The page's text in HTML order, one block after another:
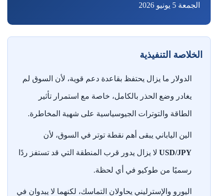
الجمعة 5 يونيو 2026
الخلاصة التنفيذية
الدولار ما يزال يحتفظ بقاعدة دعم قوية، لأن السوق لم
يغادر وضع الحذر بالكامل، خاصة مع استمرار تأثير
الطاقة والتوترات الجيوسياسية على شهية المخاطرة.
الين الياباني يبقى أهم نقطة توتر في السوق، لأن
USD/JPY لا يزال يدور قرب المنطقة التي قد تستفز ردًا
رسميًا من طوكيو في أي لحظة.
اليورو والإسترليني يحاولان التماسك، لكنهما لا يبدوان في